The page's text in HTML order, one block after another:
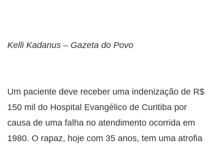
Kelli Kadanus – Gazeta do Povo
Um paciente deve receber uma indenização de R$
150 mil do Hospital Evangélico de Curitiba por
causa de uma falha no atendimento ocorrida em
1980. O rapaz, hoje com 35 anos, tem uma atrofia